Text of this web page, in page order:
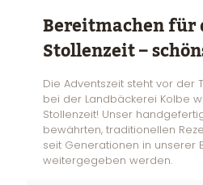
Bereitmachen
Stollenzeit –
Die Adventszeit steht vor der
bei der Landbäckerei Kolbe
Stollenzeit! Unser
bewährten, traditionellen
seit Generationen in unserer
weitergegeben werden.